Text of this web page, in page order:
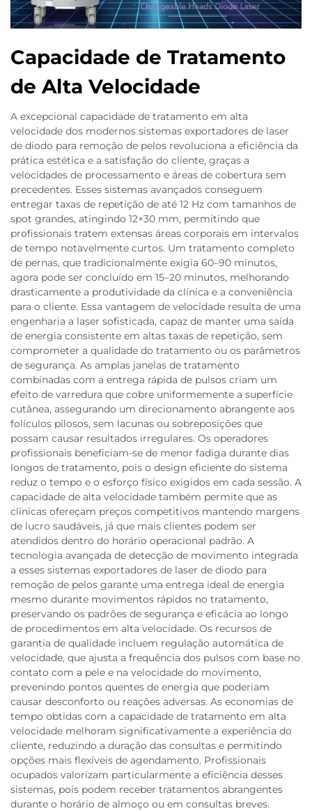
Capacidade de Tratamento
de Alta Velocidade
A excepcional capacidade de tratamento em alta
velocidade dos modernos sistemas exportadores de laser
de diodo para remoção de pelos revoluciona a eficiência da
prática estética e a satisfação do cliente, graças a
velocidades de processamento e áreas de cobertura sem
precedentes. Esses sistemas avançados conseguem
entregar taxas de repetição de até 12 Hz com tamanhos de
spot grandes, atingindo 12×30 mm, permitindo que
profissionais tratem extensas áreas corporais em intervalos
de tempo notavelmente curtos. Um tratamento completo
de pernas, que tradicionalmente exigia 60–90 minutos,
agora pode ser concluído em 15–20 minutos, melhorando
drasticamente a produtividade da clínica e a conveniência
para o cliente. Essa vantagem de velocidade resulta de uma
engenharia a laser sofisticada, capaz de manter uma saída
de energia consistente em altas taxas de repetição, sem
comprometer a qualidade do tratamento ou os parâmetros
de segurança. As amplas janelas de tratamento
combinadas com a entrega rápida de pulsos criam um
efeito de varredura que cobre uniformemente a superfície
cutânea, assegurando um direcionamento abrangente aos
folículos pilosos, sem lacunas ou sobreposições que
possam causar resultados irregulares. Os operadores
profissionais beneficiam-se de menor fadiga durante dias
longos de tratamento, pois o design eficiente do sistema
reduz o tempo e o esforço físico exigidos em cada sessão. A
capacidade de alta velocidade também permite que as
clínicas ofereçam preços competitivos mantendo margens
de lucro saudáveis, já que mais clientes podem ser
atendidos dentro do horário operacional padrão. A
tecnologia avançada de detecção de movimento integrada
a esses sistemas exportadores de laser de diodo para
remoção de pelos garante uma entrega ideal de energia
mesmo durante movimentos rápidos no tratamento,
preservando os padrões de segurança e eficácia ao longo
de procedimentos em alta velocidade. Os recursos de
garantia de qualidade incluem regulação automática de
velocidade, que ajusta a frequência dos pulsos com base no
contato com a pele e na velocidade do movimento,
prevenindo pontos quentes de energia que poderiam
causar desconforto ou reações adversas. As economias de
tempo obtidas com a capacidade de tratamento em alta
velocidade melhoram significativamente a experiência do
cliente, reduzindo a duração das consultas e permitindo
opções mais flexíveis de agendamento. Profissionais
ocupados valorizam particularmente a eficiência desses
sistemas, pois podem receber tratamentos abrangentes
durante o horário de almoço ou em consultas breves.